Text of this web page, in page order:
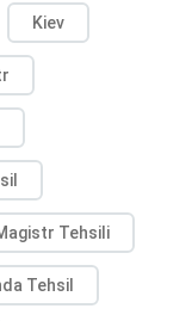
Kiev
Tehsili
Tehsil